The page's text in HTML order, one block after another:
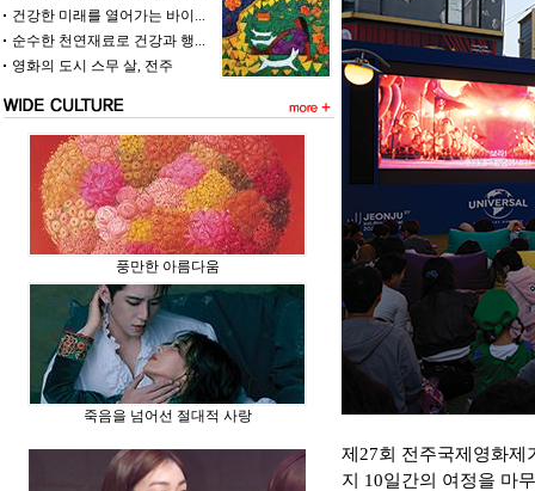
건강한 미래를 열어가는 바이...
순수한 천연재료로 건강과 행...
영화의 도시 스무 살, 전주
풍만한 아름다움
죽음을 넘어선 절대적 사랑
제27회 전주국제영화제
지 10일간의 여정을 마